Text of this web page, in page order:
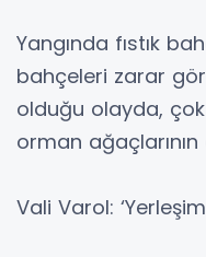
Yangında fıstık
bahçeleri zarar
olduğu olayda,
orman
Vali Varol: